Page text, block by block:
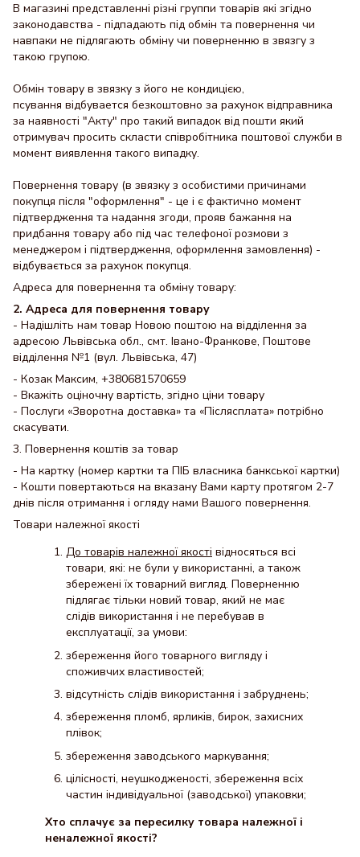
В магазині представленні різні группи товарів які згідно
законодавства - підпадають під обмін та повернення чи
навпаки не підлягають обміну чи поверненню в звязгу з
такою групою.
Обмін товару в звязку з його не кондицією,
псування відбувается безкоштовно за рахунок відправника
за наявності "Акту" про такий випадок від пошти який
отримувач просить скласти співробітника поштової служби в
момент виявлення такого випадку.
Повернення товару (в звязку з особистими причинами
покупця після "оформлення" - це і є фактично момент
підтвердження та надання згоди, прояв бажання на
придбання товару або під час телефоної розмови з
менеджером і підтвердження, оформлення замовлення) -
відбувається за рахунок покупця.
Адреса для повернення та обміну товару:
2. Адреса для повернення товару
- Надішліть нам товар Новою поштою на відділення за
адресою Львівська обл., смт. Івано-Франкове, Поштове
відділення №1 (вул. Львівська, 47)
- Козак Максим, +380681570659
- Вкажіть оціночну вартість, згідно ціни товару
- Послуги «Зворотна доставка» та «Післясплата» потрібно
скасувати.
3. Повернення коштів за товар
- На картку (номер картки та ПІБ власника банкської картки)
- Кошти повертаються на вказану Вами карту протягом 2-7
днів після отримання і огляду нами Вашого повернення.
Товари належної якості
До товарів належної якості відносяться всі
товари, які: не були у використанні, а також
збережені їх товарний вигляд. Поверненню
підлягає тільки новий товар, який не має
слідів використання і не перебував в
експлуатації, за умови:
збереження його товарного вигляду і
споживчих властивостей;
відсутність слідів використання і забруднень;
збереження пломб, ярликів, бирок, захисних
плівок;
збереження заводського маркування;
цілісності, неушкодженості, збереження всіх
частин індивідуальної (заводської) упаковки;
Хто сплачує за пересилку товара належної і
неналежної якості?